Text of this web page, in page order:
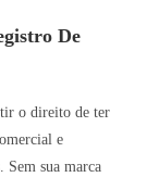
De
o direito de ter
e
sua marca